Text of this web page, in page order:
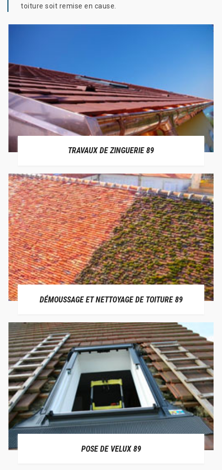
toiture soit remise en cause.
TRAVAUX DE ZINGUERIE 89
DÉMOUSSAGE ET NETTOYAGE DE TOITURE 89
POSE DE VELUX 89